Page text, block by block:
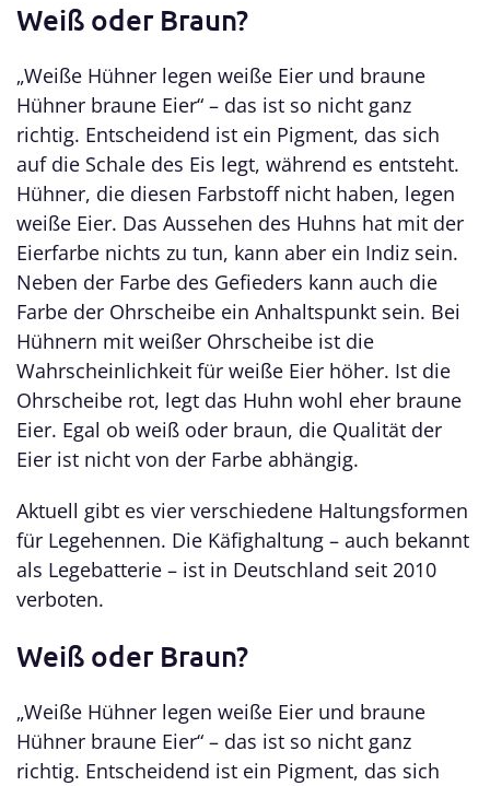
Weiß oder Braun?
„Weiße Hühner legen weiße Eier und braune
Hühner braune Eier“ – das ist so nicht ganz
richtig. Entscheidend ist ein Pigment, das sich
auf die Schale des Eis legt, während es entsteht.
Hühner, die diesen Farbstoff nicht haben, legen
weiße Eier. Das Aussehen des Huhns hat mit der
Eierfarbe nichts zu tun, kann aber ein Indiz sein.
Neben der Farbe des Gefieders kann auch die
Farbe der Ohrscheibe ein Anhaltspunkt sein. Bei
Hühnern mit weißer Ohrscheibe ist die
Wahrscheinlichkeit für weiße Eier höher. Ist die
Ohrscheibe rot, legt das Huhn wohl eher braune
Eier. Egal ob weiß oder braun, die Qualität der
Eier ist nicht von der Farbe abhängig.
Aktuell gibt es vier verschiedene Haltungsformen
für Legehennen. Die Käfighaltung – auch bekannt
als Legebatterie – ist in Deutschland seit 2010
verboten.
Weiß oder Braun?
„Weiße Hühner legen weiße Eier und braune
Hühner braune Eier“ – das ist so nicht ganz
richtig. Entscheidend ist ein Pigment, das sich